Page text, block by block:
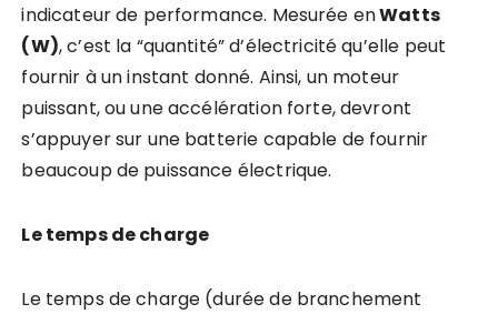
indicateur de performance. Mesurée enWatts
(W), c’est la “quantité” d’électricité qu’elle peut
fournir à un instant donné. Ainsi, un moteur
puissant, ou une accélération forte, devront
s’appuyer sur une batterie capable de fournir
beaucoup de puissance électrique.
Le temps de charge
Le temps de charge (durée de branchement